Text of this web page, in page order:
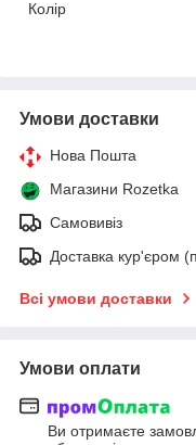
Колір
Умови доставки
Нова Пошта
Магазини Rozetka
Самовивіз
Доставка кур'єром
Всі умови доставки
Умови оплати
Ви отримаєте